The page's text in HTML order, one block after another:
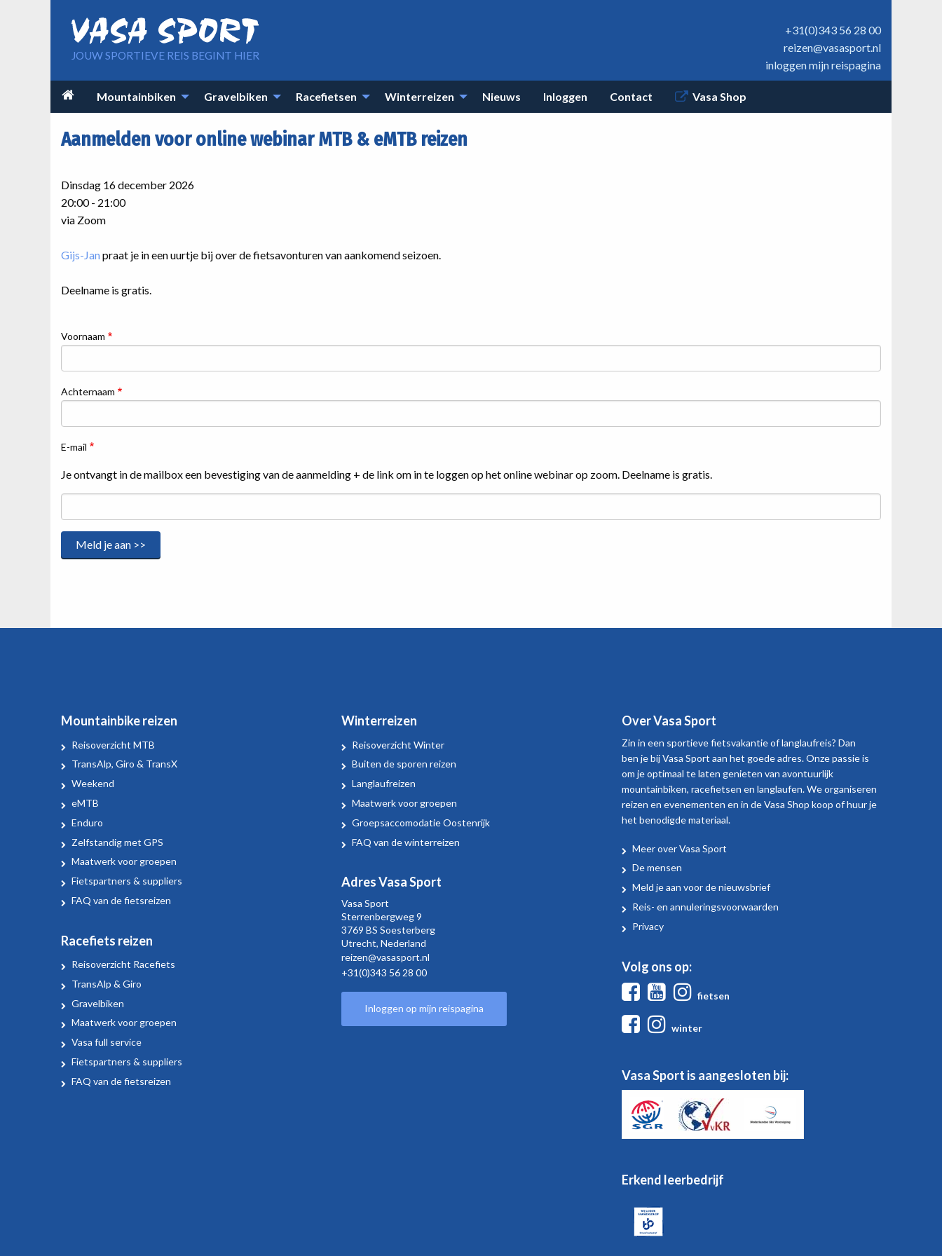
+31(0)343 56 28 00
reizen@vasasport.nl
inloggen mijn reispagina
JOUW SPORTIEVE REIS BEGINT HIER
Main
navigation
 Mountainbiken Gravelbiken Racefietsen Winterreizen Nieuws Inloggen Contact Vasa Shop
Aanmelden voor online webinar MTB & eMTB reizen
Dinsdag 16 december 2026
20:00 - 21:00
via Zoom
Gijs-Jan praat je in een uurtje bij over de fietsavonturen van aankomend seizoen.
Deelname is gratis.
Voornaam
Achternaam
E-mail
Je ontvangt in de mailbox een bevestiging van de aanmelding + de link om in te loggen op het online webinar op zoom. Deelname is gratis.
Mountainbike reizen
Reisoverzicht MTB
TransAlp, Giro & TransX
Weekend
eMTB
Enduro
Zelfstandig met GPS
Maatwerk voor groepen
Fietspartners & suppliers
FAQ van de fietsreizen
Racefiets reizen
Reisoverzicht Racefiets
TransAlp & Giro
Gravelbiken
Maatwerk voor groepen
Vasa full service
Fietspartners & suppliers
FAQ van de fietsreizen
Winterreizen
Reisoverzicht Winter
Buiten de sporen reizen
Langlaufreizen
Maatwerk voor groepen
Groepsaccomodatie Oostenrijk
FAQ van de winterreizen
Adres Vasa Sport
Vasa Sport
Sterrenbergweg9
3769 BS Soesterberg
Utrecht, Nederland
reizen@vasasport.nl
+31(0)343 56 28 00
Inloggen op mijn reispagina
Over Vasa Sport
Zin in een sportieve fietsvakantie of langlaufreis? Dan
ben je bij Vasa Sport aan het goede adres. Onze passie is
om je optimaal te laten genieten van avontuurlijk
mountainbiken, racefietsen en langlaufen. We organiseren
reizen en evenementen en in de Vasa Shop koop of huur je
het benodigde materiaal.
Over
Vasa
Sport
Meer over Vasa Sport
De mensen
Meld je aan voor de nieuwsbrief
Reis- en annuleringsvoorwaarden
Privacy
Volg ons op:
FacebookYoutube
fietsen
Facebook
winter
Vasa Sport is aangesloten bij:
Erkend leerbedrijf